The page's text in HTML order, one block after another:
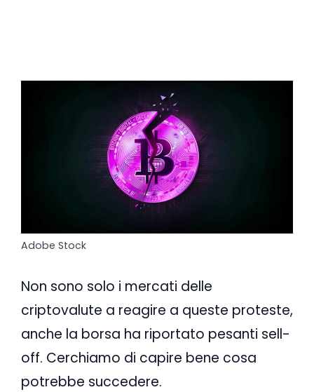
Adobe Stock
Non sono solo i mercati delle
criptovalute a reagire a queste proteste,
anche la borsa ha riportato pesanti sell-
off. Cerchiamo di capire bene cosa
potrebbe succedere.